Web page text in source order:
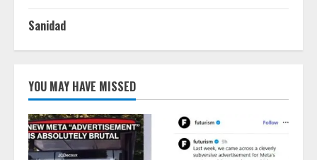
Sanidad
YOU MAY HAVE MISSED